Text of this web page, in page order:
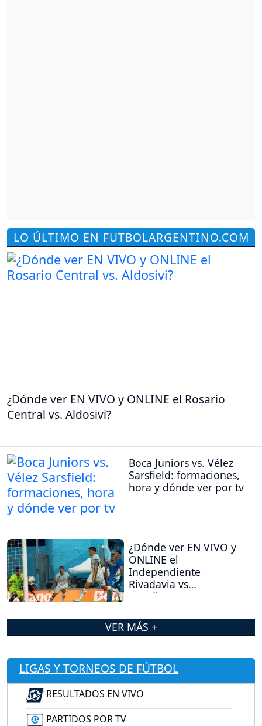
LO ÚLTIMO EN FUTBOLARGENTINO.COM
¿Dónde ver EN VIVO y ONLINE el Rosario
Central vs. Aldosivi?
Boca Juniors vs. Vélez
Sarsfield: formaciones,
hora y dónde ver por tv
¿Dónde ver EN VIVO y
ONLINE el
Independiente
Rivadavia vs
Estudiantes (RC)?
VER MÁS +
LIGAS Y TORNEOS DE FÚTBOL
RESULTADOS EN VIVO
PARTIDOS POR TV